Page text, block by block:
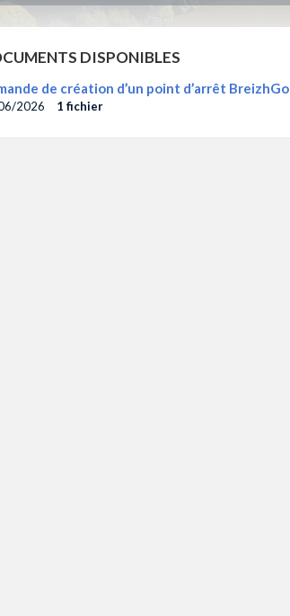
DISPONIBLES
de création d’un point d’arrêt BreizhGo
2026 1 fichier